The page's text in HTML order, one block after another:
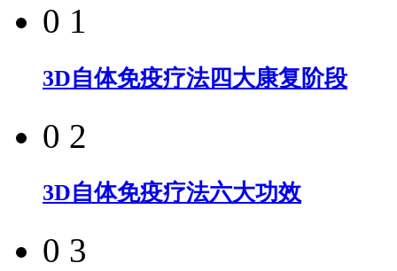
0 1
3D自体免疫疗法四大康复阶段
0 2
3D自体免疫疗法六大功效
0 3